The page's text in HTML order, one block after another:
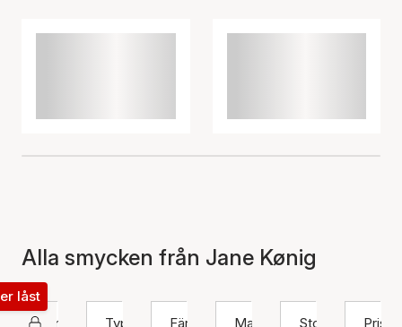
Alla smycken från Jane Kønig
Jane Kønig
låst
Typ
Färg Material Storlek Pris